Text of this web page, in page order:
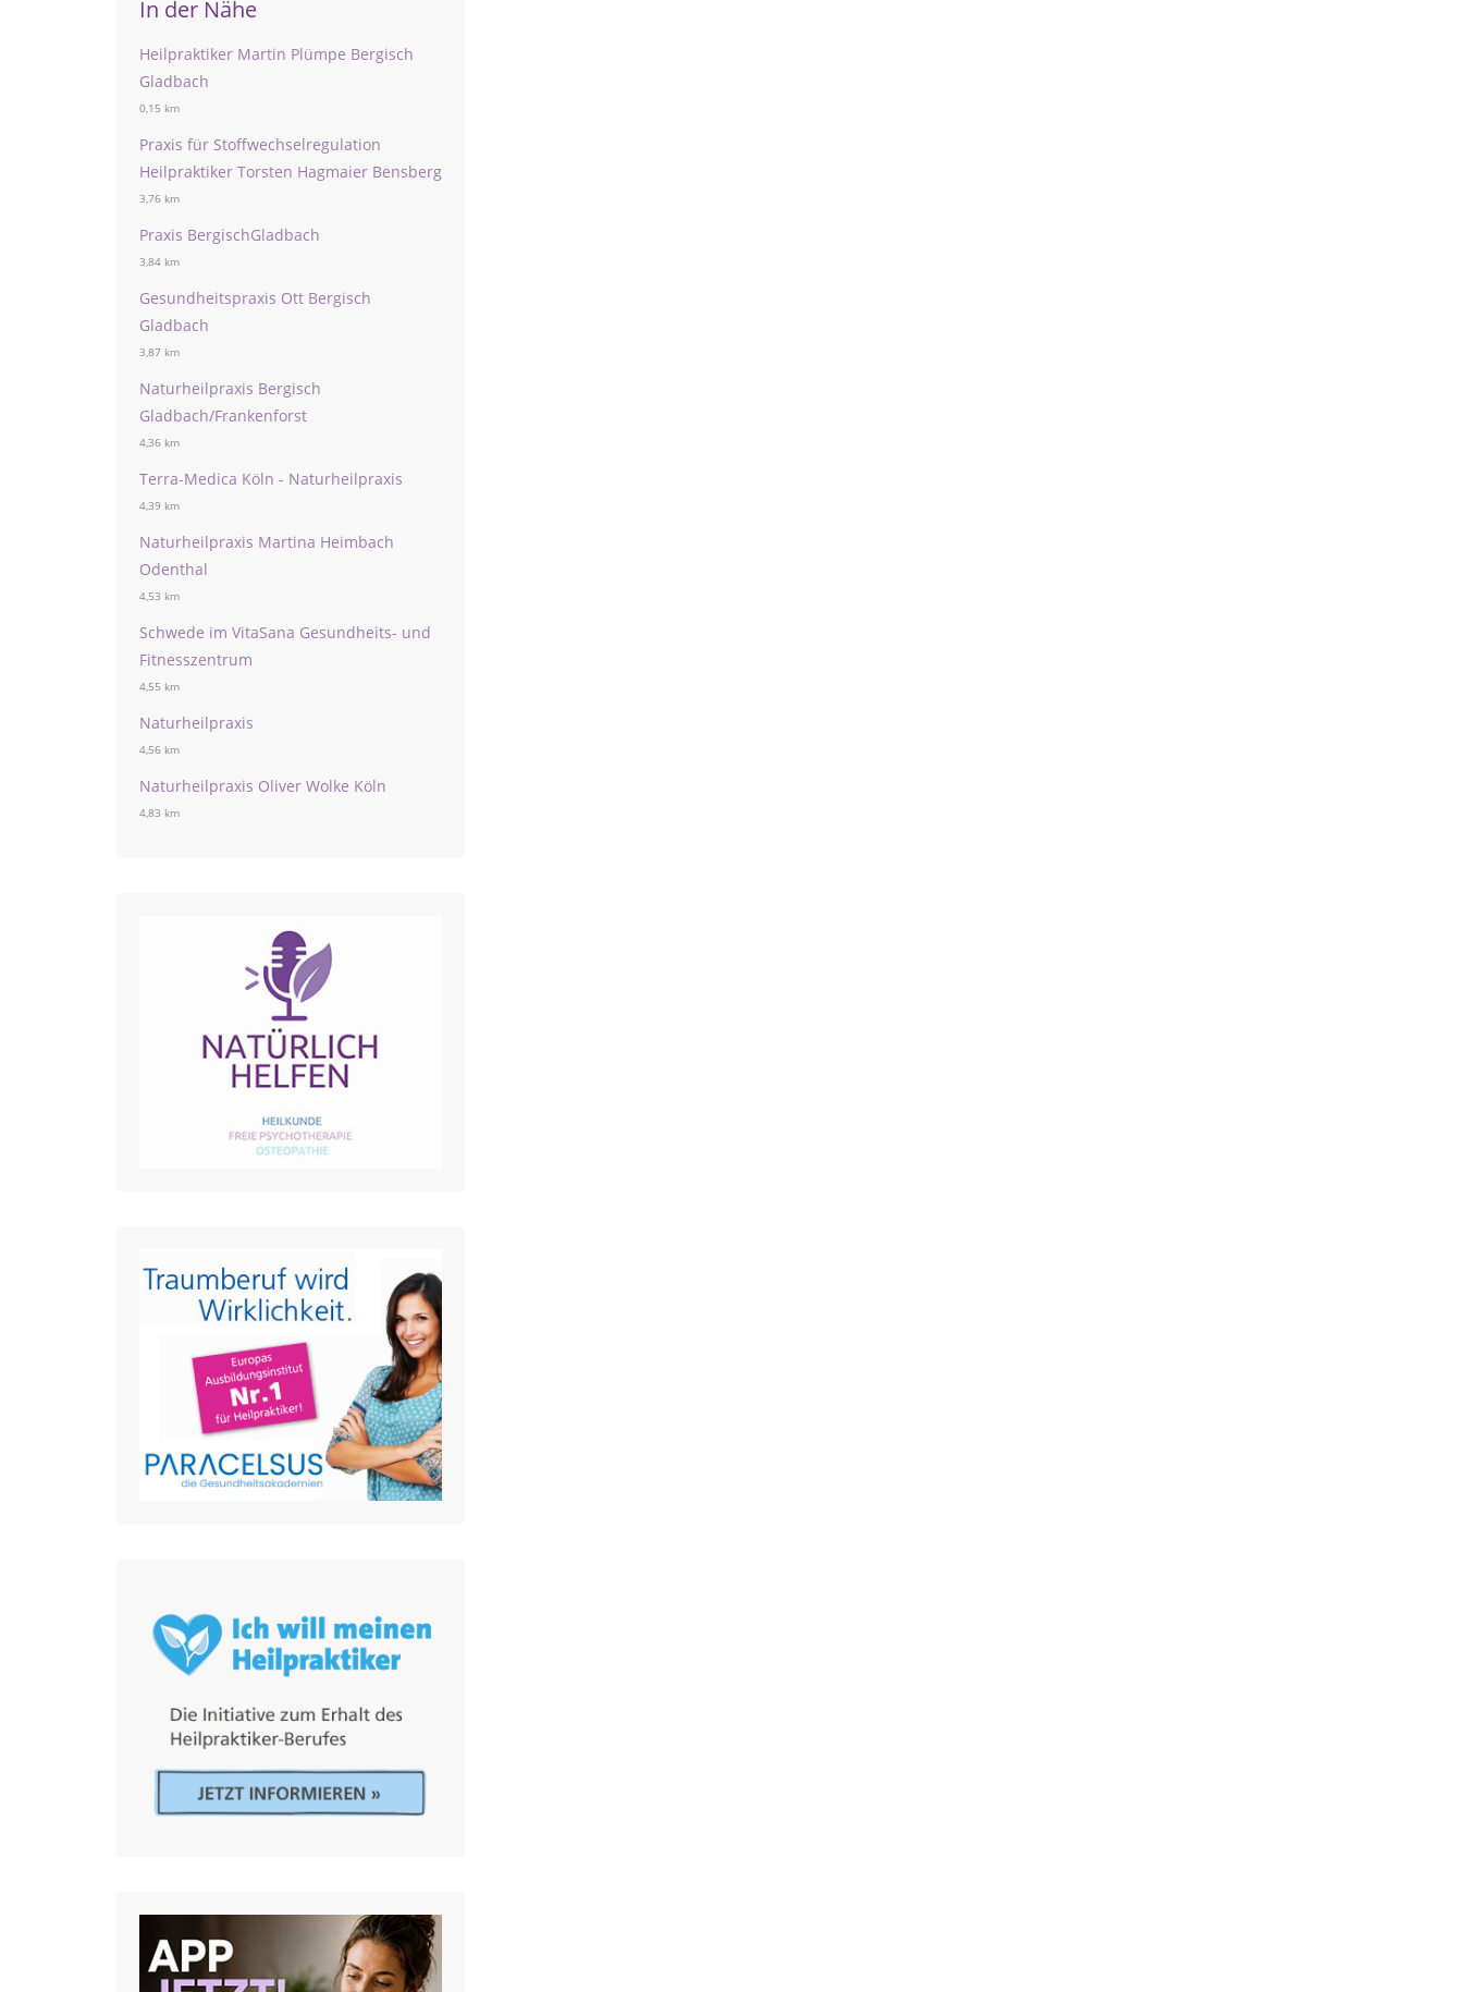
In der Nähe
Heilpraktiker Martin Plümpe Bergisch
Gladbach
0,15 km
Praxis für Stoffwechselregulation
Heilpraktiker Torsten Hagmaier Bensberg
3,76 km
Praxis BergischGladbach
3,84 km
Gesundheitspraxis Ott Bergisch
Gladbach
3,87 km
Naturheilpraxis Bergisch
Gladbach/Frankenforst
4,36 km
Terra-Medica Köln - Naturheilpraxis
4,39 km
Naturheilpraxis Martina Heimbach
Odenthal
4,53 km
Schwede im VitaSana Gesundheits- und
Fitnesszentrum
4,55 km
Naturheilpraxis
4,56 km
Naturheilpraxis Oliver Wolke Köln
4,83 km